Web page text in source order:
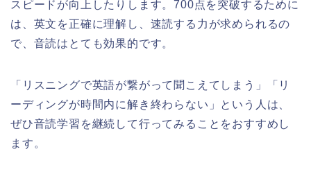
スピードが向上したりします。700点を突破するために
は、英文を正確に理解し、速読する力が求められるの
で、音読はとても効果的です。
「リスニングで英語が繋がって聞こえてしまう」「リ
ーディングが時間内に解き終わらない」という人は、
ぜひ音読学習を継続して行ってみることをおすすめし
ます。